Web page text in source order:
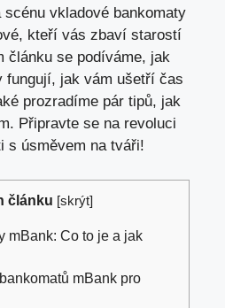
‌scénu vkladové bankomaty
kteří vás zbaví starostí
článku ‌se podíváme, ⁣jak⁤
fungují, ⁢jak⁣ vám ušetří čas
prozradíme pár tipů, jak
Připravte se na revoluci‍
‍s úsměvem ⁢na tváři!
článku [skrýt]
⁤mBank: Co to je a jak
mBank‍ pro